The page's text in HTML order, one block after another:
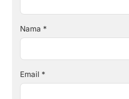
Nama *
Email *